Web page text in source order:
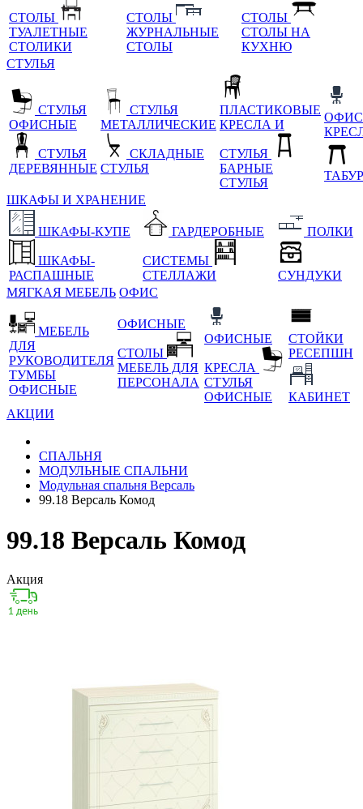
СТОЛЫ
ТУАЛЕТНЫЕ
СТОЛИКИ
СТОЛЫ
ЖУРНАЛЬНЫЕ
СТОЛЫ
СТОЛЫ
СТОЛЫ НА
КУХНЮ
СТУЛЬЯ
СТУЛЬЯ
ОФИСНЫЕ
СТУЛЬЯ
ДЕРЕВЯННЫЕ
СТУЛЬЯ
МЕТАЛЛИЧЕСКИЕ
СКЛАДНЫЕ
СТУЛЬЯ
ПЛАСТИКОВЫЕ
КРЕСЛА И
СТУЛЬЯ
БАРНЫЕ
СТУЛЬЯ
ШКАФЫ И ХРАНЕНИЕ
ШКАФЫ-КУПЕ
ШКАФЫ-
РАСПАШНЫЕ
ГАРДЕРОБНЫЕ
СИСТЕМЫ
СТЕЛЛАЖИ
ПОЛКИ
СУНДУКИ
МЯГКАЯ МЕБЕЛЬ ОФИС
МЕБЕЛЬ
ДЛЯ
РУКОВОДИТЕЛЯ
ТУМБЫ
ОФИСНЫЕ
ОФИСНЫЕ
СТОЛЫ
МЕБЕЛЬ ДЛЯ
ПЕРСОНАЛА
ОФИСНЫЕ
КРЕСЛА
СТУЛЬЯ
ОФИСНЫЕ
СТОЙКИ
РЕСЕПШН
КАБИНЕТ
АКЦИИ
СПАЛЬНЯ
МОДУЛЬНЫЕ СПАЛЬНИ
Модульная спальня Версаль
99.18 Версаль Комод
99.18 Версаль Комод
Акция